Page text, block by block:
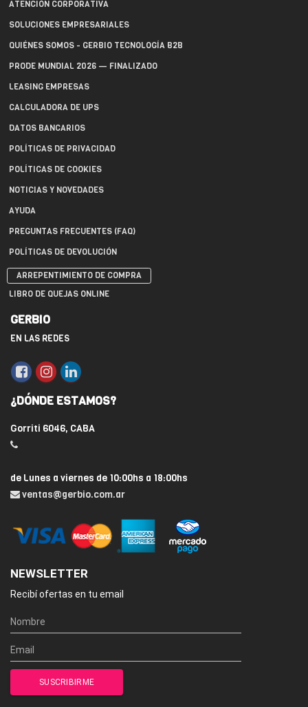
ATENCIÓN CORPORATIVA
SOLUCIONES EMPRESARIALES
QUIÉNES SOMOS - GERBIO TECNOLOGÍA B2B
PRODE MUNDIAL 2026 — FINALIZADO
LEASING EMPRESAS
CALCULADORA DE UPS
DATOS BANCARIOS
POLÍTICAS DE PRIVACIDAD
POLÍTICAS DE COOKIES
NOTICIAS Y NOVEDADES
AYUDA
PREGUNTAS FRECUENTES (FAQ)
POLÍTICAS DE DEVOLUCIÓN
ARREPENTIMIENTO DE COMPRA
LIBRO DE QUEJAS ONLINE
GERBIO
EN LAS REDES
¿DÓNDE ESTAMOS?
Gorriti 6046, CABA
de Lunes a viernes de 10:00hs a 18:00hs
ventas@gerbio.com.ar
NEWSLETTER
Recibí ofertas en tu email